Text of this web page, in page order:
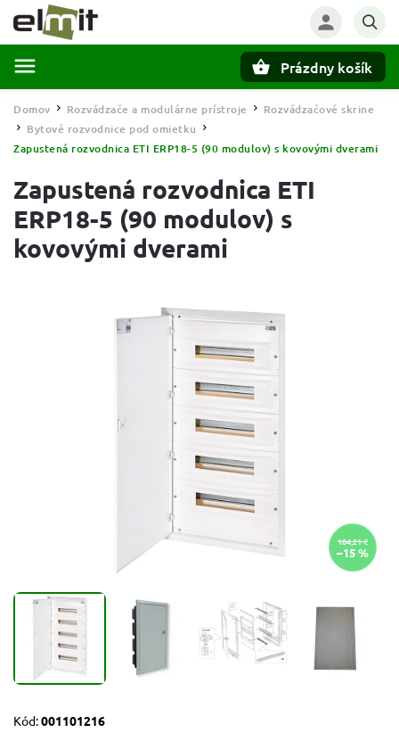
Prázdny košík
Domov / Rozvádzače a modulárne prístroje / Rozvádzačové skrine
/ Bytové rozvodnice pod omietku /
Zapustená rozvodnica ETI ERP18-5 (90 modulov) s kovovými dverami
Zapustená rozvodnica ETI
ERP18-5 (90 modulov) s
kovovými dverami
184,21 €
–15 %
Kód:001101216